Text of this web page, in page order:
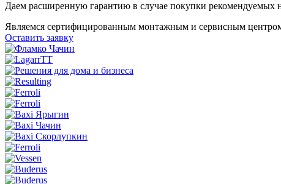
Даем расширенную гарантию в случае покупки
Являемся сертифицированным монтажным и сервисным
Оставить заявку